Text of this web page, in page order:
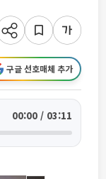
구글 선호매체 추가
00:00 / 03:11